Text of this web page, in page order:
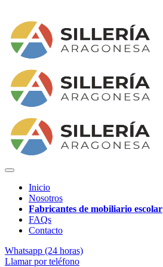
Inicio
Nosotros
Fabricantes de mobiliario escolar
FAQs
Contacto
Whatsapp (24 horas)
Llamar por teléfono